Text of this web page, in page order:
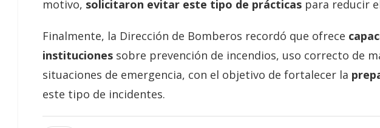
motivo, solicitaron evitar este tipo de prácticas para reducir
Finalmente, la Dirección de Bomberos recordó que ofrece
instituciones sobre prevención de incendios, uso correcto de
situaciones de emergencia, con el objetivo de fortalecer la
este tipo de incidentes.